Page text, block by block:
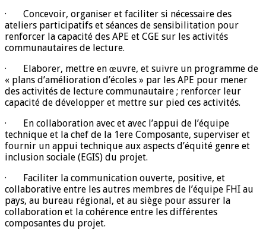
· Concevoir, organiser et faciliter si nécessaire des
ateliers participatifs et séances de sensibilitation pour
renforcer la capacité des APE et CGE sur les activités
communautaires de lecture.
· Elaborer, mettre en œuvre, et suivre un programme de
« plans d’amélioration d’écoles » par les APE pour mener
des activités de lecture communautaire ; renforcer leur
capacité de développer et mettre sur pied ces activités.
· En collaboration avec et avec l’appui de l’équipe
technique et la chef de la 1ere Composante, superviser et
fournir un appui technique aux aspects d’équité genre et
inclusion sociale (EGIS) du projet.
· Faciliter la communication ouverte, positive, et
collaborative entre les autres membres de l’équipe FHI au
pays, au bureau régional, et au siège pour assurer la
collaboration et la cohérence entre les différentes
composantes du projet.